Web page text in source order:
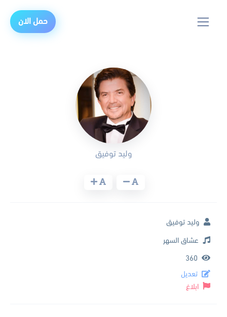
حمل الان
وليد توفيق
وليد توفيق
عشاق السهر
360
تعديل
ابلاغ